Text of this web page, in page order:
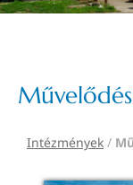
Intézmények /